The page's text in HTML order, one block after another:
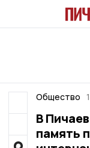
Общество
В
память